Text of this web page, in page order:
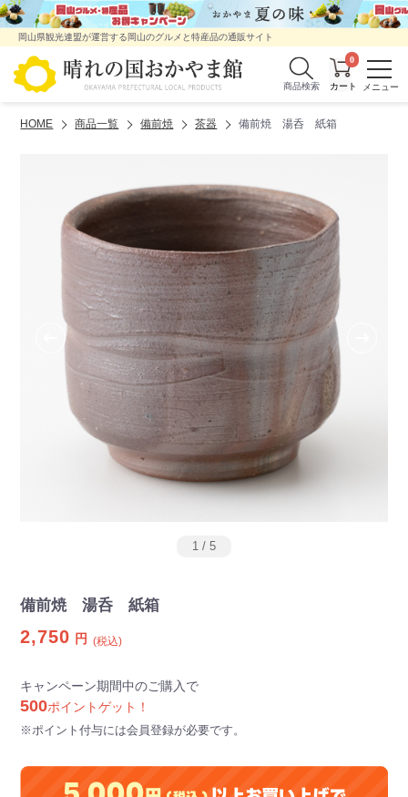
岡山県観光連盟が運営する岡山のグルメと特産品の通販サイト
商品検索
0
HOME 商品一覧 備前焼 茶器 備前焼 湯呑 紙箱
1 / 5
備前焼 湯呑 紙箱
2,750 円 (税込)
キャンペーン期間中のご購入で
500ポイントゲット！
※ポイント付与には会員登録が必要です。